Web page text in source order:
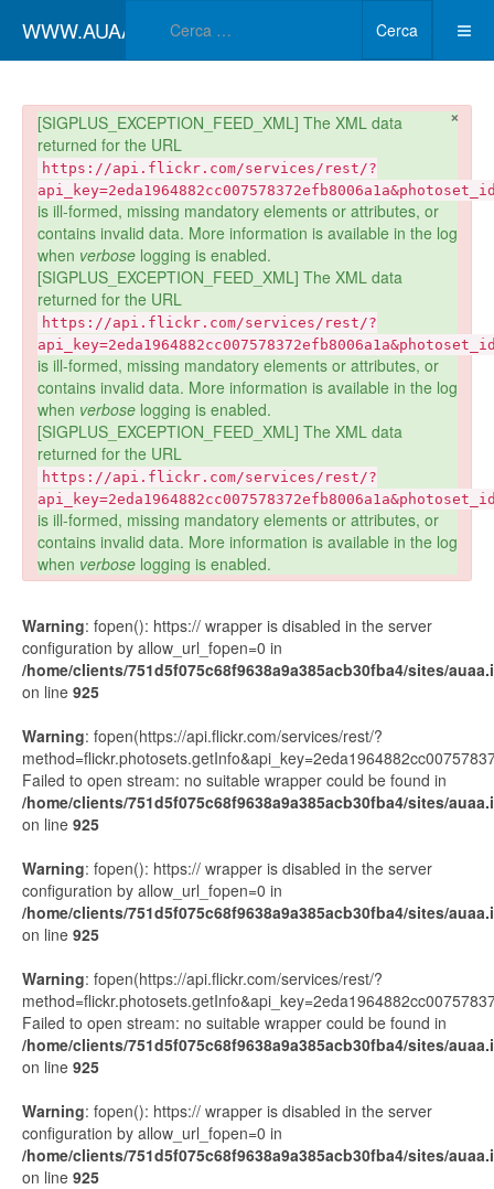
WWW.AUAA.IT
Cerca
×
danger
[SIGPLUS_EXCEPTION_FEED_XML] The XML data
returned for the URL
https://api.flickr.com/services/rest/?
is ill-formed, missing mandatory elements or attributes, or
contains invalid data. More information is available in the log
when verboselogging is enabled.
[SIGPLUS_EXCEPTION_FEED_XML] The XML data
returned for the URL
https://api.flickr.com/services/rest/?
is ill-formed, missing mandatory elements or attributes, or
contains invalid data. More information is available in the log
when verboselogging is enabled.
[SIGPLUS_EXCEPTION_FEED_XML] The XML data
returned for the URL
https://api.flickr.com/services/rest/?
is ill-formed, missing mandatory elements or attributes, or
contains invalid data. More information is available in the log
when verboselogging is enabled.
Warning: fopen(): https:// wrapper is disabled in the server
configuration by allow_url_fopen=0 in
/home/clients/751d5f075c68f9638a9a385acb30fba4/sites/
on line 925
Warning: fopen(https://api.flickr.com/services/rest/?
Failed to open stream: no suitable wrapper could be found in
/home/clients/751d5f075c68f9638a9a385acb30fba4/sites/
on line 925
Warning: fopen(): https:// wrapper is disabled in the server
configuration by allow_url_fopen=0 in
/home/clients/751d5f075c68f9638a9a385acb30fba4/sites/
on line 925
Warning: fopen(https://api.flickr.com/services/rest/?
Failed to open stream: no suitable wrapper could be found in
/home/clients/751d5f075c68f9638a9a385acb30fba4/sites/
on line 925
Warning: fopen(): https:// wrapper is disabled in the server
configuration by allow_url_fopen=0 in
/home/clients/751d5f075c68f9638a9a385acb30fba4/sites/
on line 925